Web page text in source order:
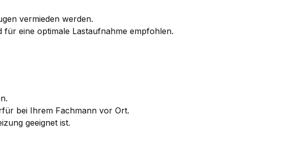
vermieden werden.
für eine optimale Lastaufnahme empfohlen.
bei Ihrem Fachmann vor Ort.
geeignet ist.